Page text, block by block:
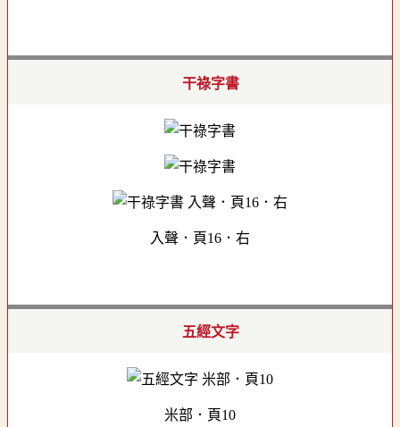
干祿字書
入聲．頁16．右
五經文字
米部．頁10